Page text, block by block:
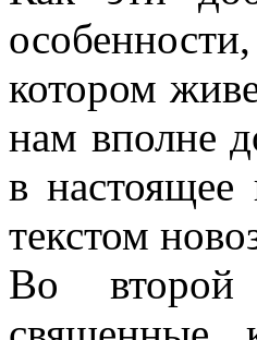
котором
нам вполне
в
текстом
Во второй